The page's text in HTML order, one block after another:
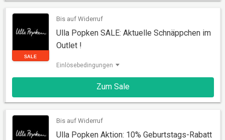
Bis auf Widerruf
Ulla Popken SALE: Aktuelle Schnäppchen im
Outlet !
Einlösebedingungen
Zum Sale
Bis auf Widerruf
Ulla Popken Aktion: 10% Geburtstags-Rabatt